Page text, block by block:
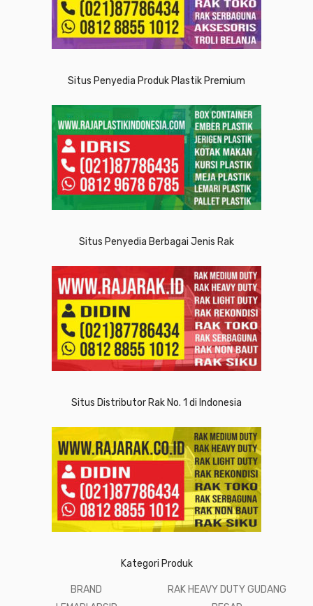
Situs Penyedia Produk Plastik Premium
Situs Penyedia Berbagai Jenis Rak
Situs Distributor Rak No. 1 di Indonesia
Kategori Produk
BRAND
RAK HEAVY DUTY GUDANG